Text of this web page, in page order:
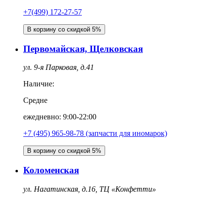
+7(499) 172-27-57
В корзину со скидкой 5%
Первомайская, Щелковская
ул. 9-я Парковая, д.41
Наличие:
Средне
ежедневно: 9:00-22:00
+7 (495) 965-98-78 (запчасти для иномарок)
В корзину со скидкой 5%
Коломенская
ул. Нагатинская, д.16, ТЦ «Конфетти»